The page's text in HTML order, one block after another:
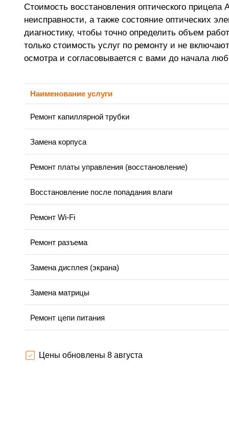
Стоимость восстановления оптического
неисправности, а также состояние оптических
диагностику, чтобы точно определить объем
только стоимость услуг по ремонту и не
осмотра и согласовывается с вами до начала
Наименование услуги
Ремонт капиллярной трубки
Замена корпуса
Ремонт платы управления (восстановление)
Восстановление после попадания влаги
Ремонт Wi-Fi
Ремонт разъема
Замена дисплея (экрана)
Замена матрицы
Ремонт цепи питания
Цены обновлены 8 августа